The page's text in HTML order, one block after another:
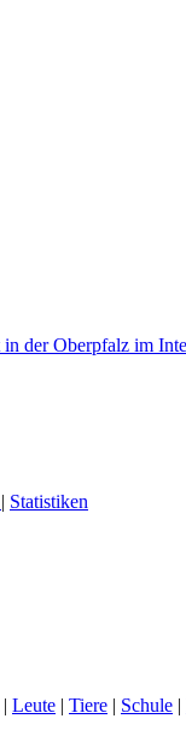
| Statistiken
| Leute | Tiere | Schule |